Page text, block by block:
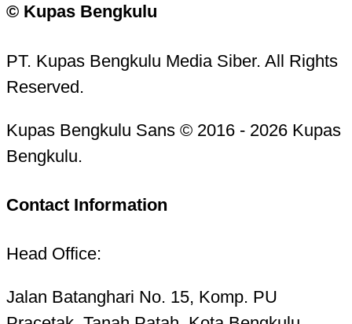
© Kupas Bengkulu
PT. Kupas Bengkulu Media Siber. All Rights
Reserved.
Kupas Bengkulu Sans © 2016 - 2026 Kupas
Bengkulu.
Contact Information
Head Office:
Jalan Batanghari No. 15, Komp. PU